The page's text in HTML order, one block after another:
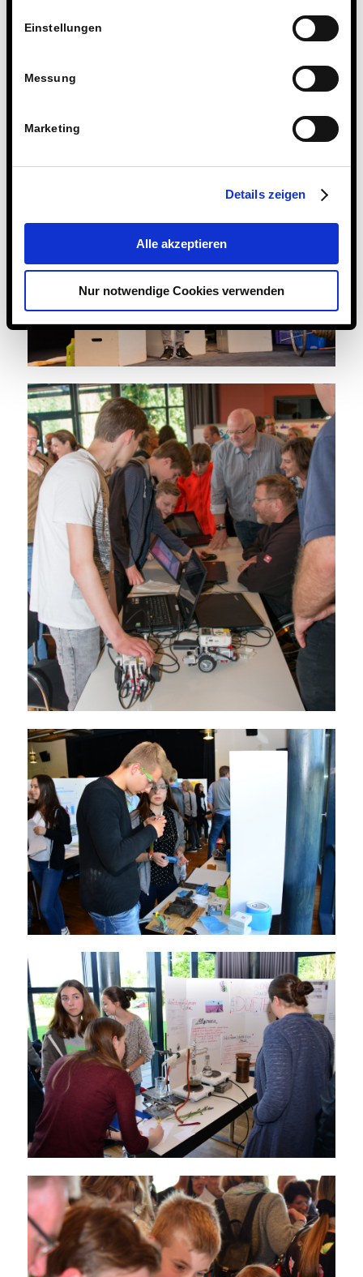
Einstellungen
Messung
Marketing
Details zeigen
Alle akzeptieren
Nur notwendige Cookies verwenden